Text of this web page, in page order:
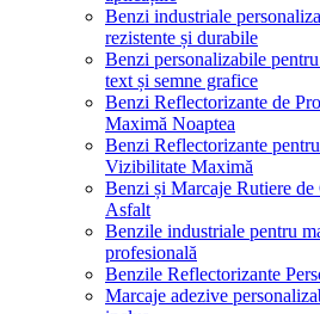
Benzi industriale
rezistente și durabile
Benzi personalizabile
text și semne grafice
Benzi Reflectorizante de
Maximă Noaptea
Benzi Reflectorizante
Vizibilitate Maximă
Benzi și Marcaje Rutiere
Asfalt
Benzile industriale pentru
profesională
Benzile Reflectorizante
Marcaje adezive